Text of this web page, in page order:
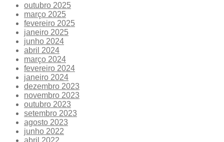
outubro 2025
março 2025
fevereiro 2025
janeiro 2025
junho 2024
abril 2024
março 2024
fevereiro 2024
janeiro 2024
dezembro 2023
novembro 2023
outubro 2023
setembro 2023
agosto 2023
junho 2022
abril 2022